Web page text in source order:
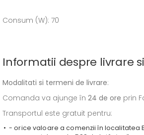
Consum (W): 70
Informatii despre livrare
Modalitati si termeni de livrare:
Comanda va ajunge în 24 de ore prin
Transportul este gratuit pentru:
- orice valoare a comenzii în localitatea